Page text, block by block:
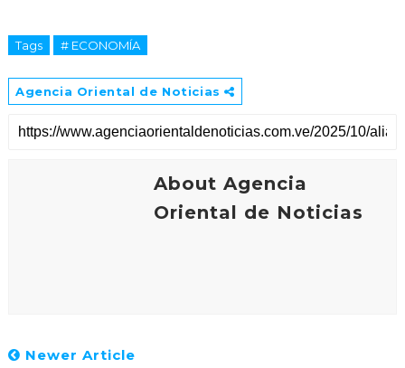
Tags # ECONOMÍA
Agencia Oriental de Noticias
About Agencia
Oriental de Noticias
Newer Article